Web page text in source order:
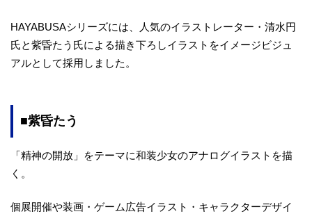
HAYABUSAシリーズには、人気のイラストレーター・清水円
氏と紫昏たう氏による描き下ろしイラストをイメージビジュ
アルとして採用しました。
■紫昏たう
「精神の開放」をテーマに和装少女のアナログイラストを描
く。
個展開催や装画・ゲーム広告イラスト・キャラクターデザイ